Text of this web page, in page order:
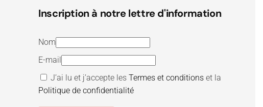
Inscription à notre lettre d'information
Nom
E-mail
J’ai lu et j’accepte lesTermes et conditions et la
Politique de confidentialité